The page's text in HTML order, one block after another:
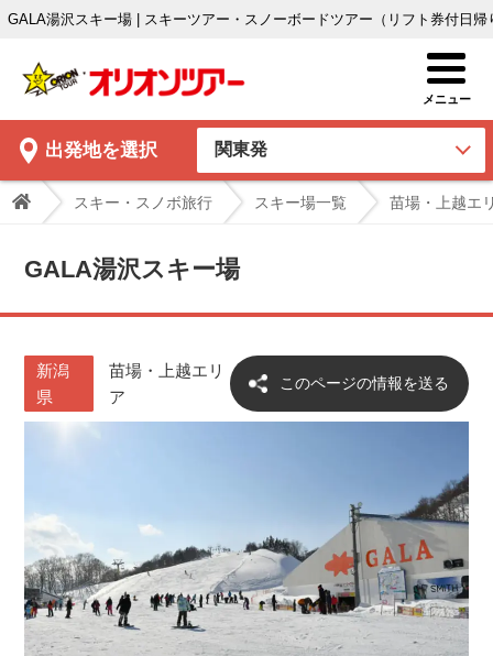
GALA湯沢スキー場 | スキーツアー・スノーボードツアー（リフト券付日
出発地を選択
スキー・スノボ旅行 スキー場一覧 苗場・上越エ
GALA湯沢スキー場
新潟
県
苗場・上越エリ
ア
このページの情報を送る